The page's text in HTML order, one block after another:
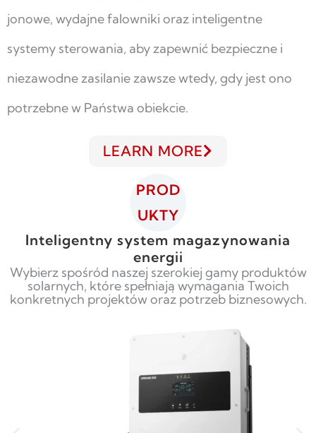
jonowe, wydajne falowniki oraz inteligentne
systemy sterowania, aby zapewnić bezpieczne i
niezawodne zasilanie zawsze wtedy, gdy jest ono
potrzebne w Państwa obiekcie.
LEARN MORE
PROD
UKTY
Inteligentny system magazynowania
energii
Wybierz spośród naszej szerokiej gamy produktów
solarnych, które spełniają wymagania Twoich
konkretnych projektów oraz potrzeb biznesowych.